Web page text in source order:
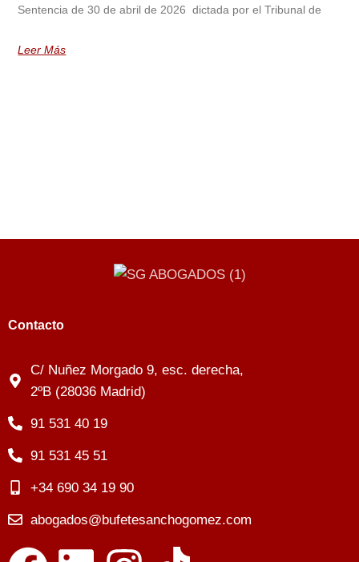
Sentencia de 30 de abril de 2026 dictada por el Tribunal de
Leer Más
Contacto
C/ Nuñez Morgado 9, esc. derecha,
2ºB (28036 Madrid)
91 531 40 19
91 531 45 51
+34 690 34 19 90
abogados@bufetesanchogomez.com